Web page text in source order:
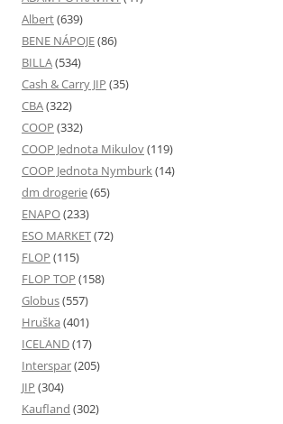
Albert(639)
BENE NÁPOJE(86)
BILLA(534)
Cash & Carry JIP (35)
CBA(322)
COOP (332)
COOP Jednota Mikulov(119)
COOP Jednota Nymburk(14)
dm drogerie(65)
ENAPO(233)
ESO MARKET(72)
FLOP (115)
FLOP TOP (158)
Globus(557)
Hruška (401)
ICELAND(17)
Interspar(205)
JIP (304)
Kaufland (302)